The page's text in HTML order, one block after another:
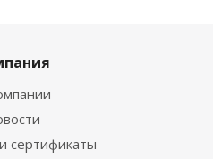
сертификаты